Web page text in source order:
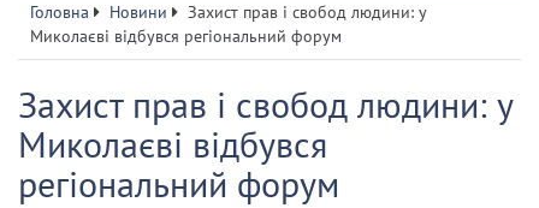
Головна Новини
Захист прав і свобод людини: у
Миколаєві відбувся регіональний форум
Захист прав і свобод людини: у
Миколаєві відбувся
регіональний форум